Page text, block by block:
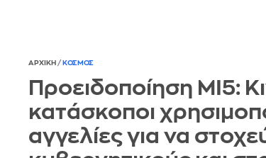
ΑΡΧΙΚΗ / ΚΟΣΜΟΣ
Προειδοποίηση MI5:
κατάσκοποι
αγγελίες για να